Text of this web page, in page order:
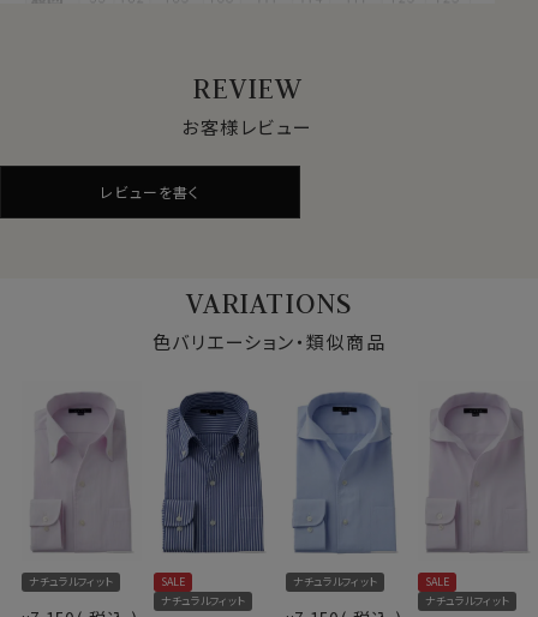
●ナチュラルな着用感を大切にした快適ドライ素材
素材ならではの風合いをプラス。
ドライ感を保ちながらも、ナチュラルな素材感が特長で
す。
また着用時だけでなく、洗濯後の乾きが早いのもドライ
機能のメリットです。
●形態安定でお手入れ楽
綿とポリエステルの混紡素材は、もともと洗濯後のお手
入れがしやすい特性を持っていますが、さらに形態安定
加工を施しています。
洗濯後もしわが残りにくく、しわが気になる場合でも簡
単なアイロンがけでご着用いただけます。
また、ソフト感や素材感を引き立てるため特殊処理を施
仕様表
綿65％・ポリエステル35％
REVIEW
お客様レビュー
レビューを書く
VARIATIONS
色バリエーション・類似商品
ナチュラルフィット
SALE
ナチュラルフィット
ナチュラルフィット
SALE
ナチュラルフィット